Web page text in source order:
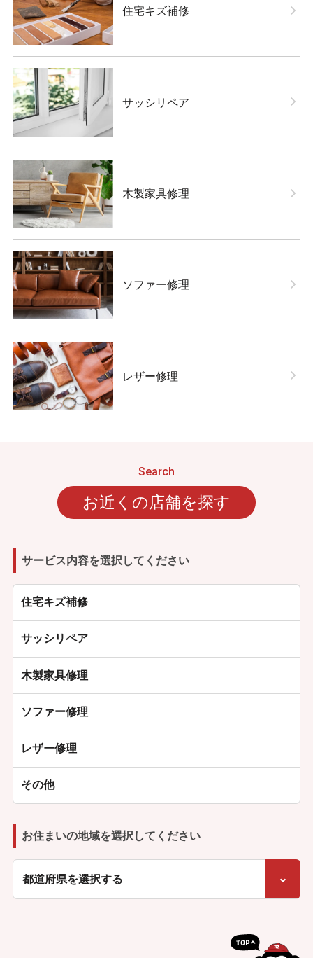
住宅キズ補修
サッシリペア
木製家具修理
ソファー修理
レザー修理
お近くの店舗を探す
サービス内容を選択してください
住宅キズ補修
サッシリペア
木製家具修理
ソファー修理
レザー修理
その他
お住まいの地域を選択してください